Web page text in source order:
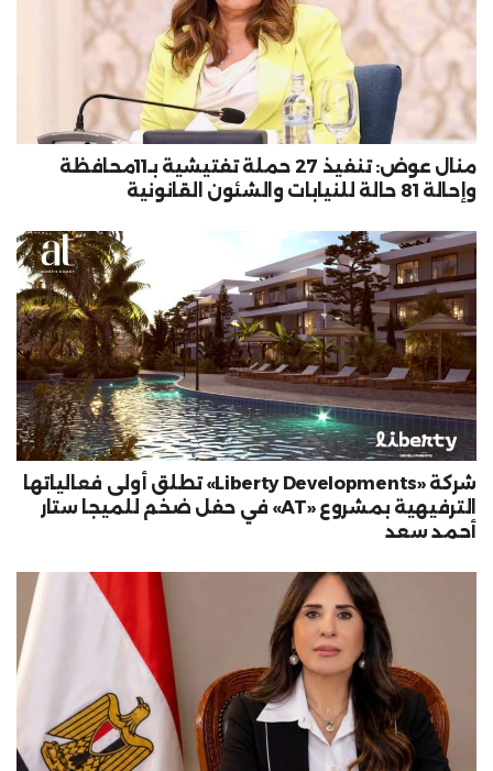
منال عوض: تنفيذ 27 حملة تفتيشية بـ11محافظة
وإحالة 81 حالة للنيابات والشئون القانونية
شركة «Liberty Developments» تطلق أولى فعالياتها
الترفيهية بمشروع «AT» في حفل ضخم للميجا ستار
أحمد سعد